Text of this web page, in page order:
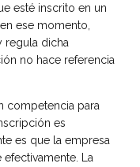
esté inscrito en un
ese momento,
regula dicha
no hace referencia
competencia para
es
es que la empresa
La